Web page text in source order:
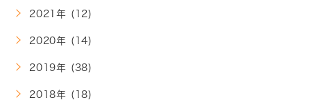
2021年 (12)
2020年 (14)
2019年 (38)
2018年 (18)